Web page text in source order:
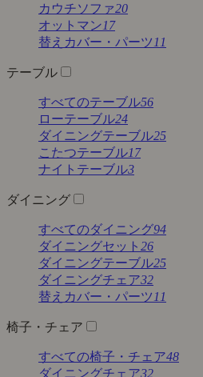
カウチソファ20
オットマン17
替えカバー・パーツ 11
テーブル
すべてのテーブル56
ローテーブル24
ダイニングテーブル25
こたつテーブル17
ナイトテーブル3
ダイニング
すべてのダイニング94
ダイニングセット 26
ダイニングテーブル25
ダイニングチェア32
替えカバー・パーツ 11
椅子・チェア
すべての椅子・チェア48
ダイニングチェア32